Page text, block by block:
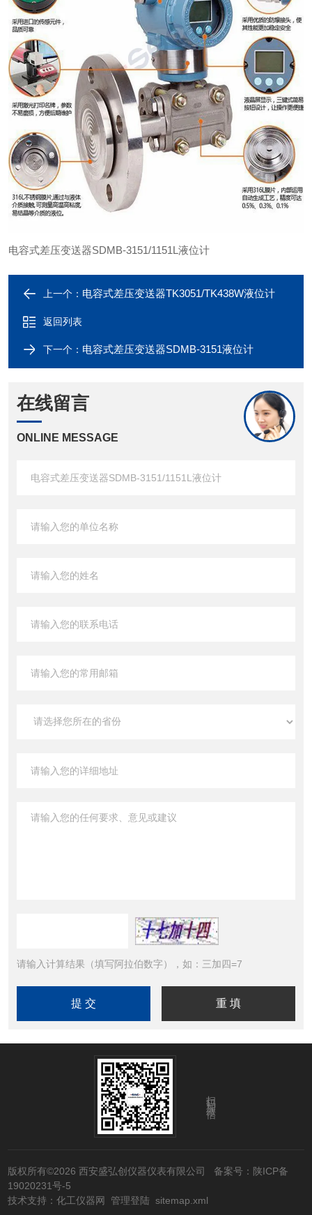
电容式差压变送器SDMB-3151/1151L液位计
上一个： 电容式差压变送器TK3051/TK438W液位计
返回列表
下一个： 电容式差压变送器SDMB-3151液位计
在线留言
ONLINE MESSAGE
请输入计算结果（填写阿拉伯数字），如：三加四=7
扫码加微信
版权所有©2026 西安盛弘创仪器仪表有限公司 备案号：陕ICP备
19020231号-5
技术支持：化工仪器网 管理登陆 sitemap.xml